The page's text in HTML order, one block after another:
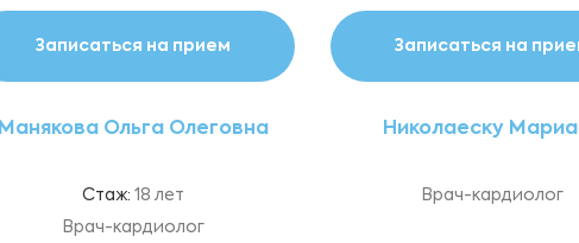
Записаться на прием
Манякова Ольга Олеговна
Стаж: 18 лет
Врач-кардиолог
Записаться на
Николаеску
Врач-кардиолог